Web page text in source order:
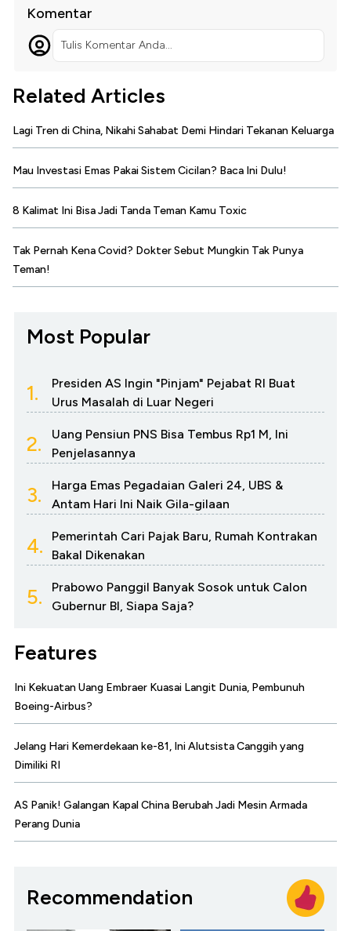
Komentar
Tulis Komentar Anda...
Related Articles
Lagi Tren di China, Nikahi Sahabat Demi Hindari Tekanan Keluarga
Mau Investasi Emas Pakai Sistem Cicilan? Baca Ini Dulu!
8 Kalimat Ini Bisa Jadi Tanda Teman Kamu Toxic
Tak Pernah Kena Covid? Dokter Sebut Mungkin Tak Punya
Teman!
Most Popular
1.
Presiden AS Ingin "Pinjam" Pejabat RI Buat
Urus Masalah di Luar Negeri
2.
Uang Pensiun PNS Bisa Tembus Rp1 M, Ini
Penjelasannya
3.
Harga Emas Pegadaian Galeri 24, UBS &
Antam Hari Ini Naik Gila-gilaan
4.
Pemerintah Cari Pajak Baru, Rumah Kontrakan
Bakal Dikenakan
5.
Prabowo Panggil Banyak Sosok untuk Calon
Gubernur BI, Siapa Saja?
Features
Ini Kekuatan Uang Embraer Kuasai Langit Dunia, Pembunuh
Boeing-Airbus?
Jelang Hari Kemerdekaan ke-81, Ini Alutsista Canggih yang
Dimiliki RI
AS Panik! Galangan Kapal China Berubah Jadi Mesin Armada
Perang Dunia
Recommendation